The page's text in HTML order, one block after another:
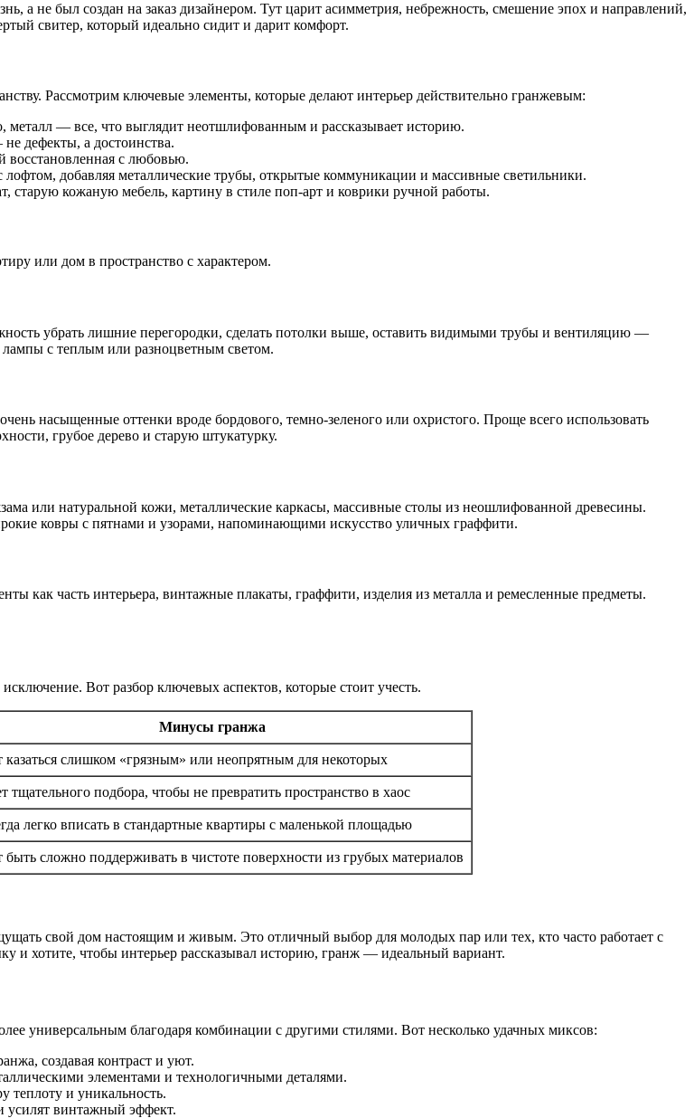
а не был создан на заказ дизайнером. Тут царит асимметрия, небрежность, смешение эпох и направлений,
свитер, который идеально сидит и дарит комфорт.
Рассмотрим ключевые элементы, которые делают интерьер действительно гранжевым:
металл — все, что выглядит неотшлифованным и рассказывает историю.
дефекты, а достоинства.
с любовью.
лофтом, добавляя металлические трубы, открытые коммуникации и массивные светильники.
старую кожаную мебель, картину в стиле поп-арт и коврики ручной работы.
или дом в пространство с характером.
убрать лишние перегородки, сделать потолки выше, оставить видимыми трубы и вентиляцию —
лампы с теплым или разноцветным светом.
насыщенные оттенки вроде бордового, темно-зеленого или охристого. Проще всего использовать
грубое дерево и старую штукатурку.
или натуральной кожи, металлические каркасы, массивные столы из неошлифованной древесины.
ковры с пятнами и узорами, напоминающими искусство уличных граффити.
как часть интерьера, винтажные плакаты, граффити, изделия из металла и ремесленные предметы.
Вот разбор ключевых аспектов, которые стоит учесть.
Минусы гранжа
слишком «грязным» или неопрятным для некоторых
тщательного подбора, чтобы не превратить пространство в хаос
легко вписать в стандартные квартиры с маленькой площадью
сложно поддерживать в чистоте поверхности из грубых материалов
свой дом настоящим и живым. Это отличный выбор для молодых пар или тех, кто часто работает с
и хотите, чтобы интерьер рассказывал историю, гранж — идеальный вариант.
универсальным благодаря комбинации с другими стилями. Вот несколько удачных миксов:
создавая контраст и уют.
элементами и технологичными деталями.
теплоту и уникальность.
усилят винтажный эффект.